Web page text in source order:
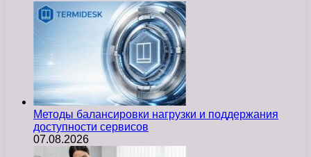
Методы балансировки нагрузки и поддержания
доступности сервисов
07.08.2026